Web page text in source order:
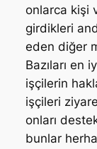
onlarca kişi
girdikleri
eden diğer
Bazıları en
işçilerin
işçileri
onları
bunlar